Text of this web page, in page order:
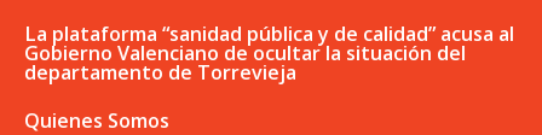
La plataforma “sanidad pública y de calidad” acusa al
Gobierno Valenciano de ocultar la situación del
departamento de Torrevieja
Quienes Somos